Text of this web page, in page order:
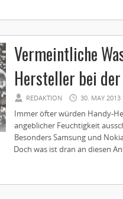
Vermeintliche
Hersteller bei
REDAKTION 30. MAY 2013
Immer öfter würden Handy-
angeblicher Feuchtigkeit
Besonders Samsung und
Doch was ist dran an diesen